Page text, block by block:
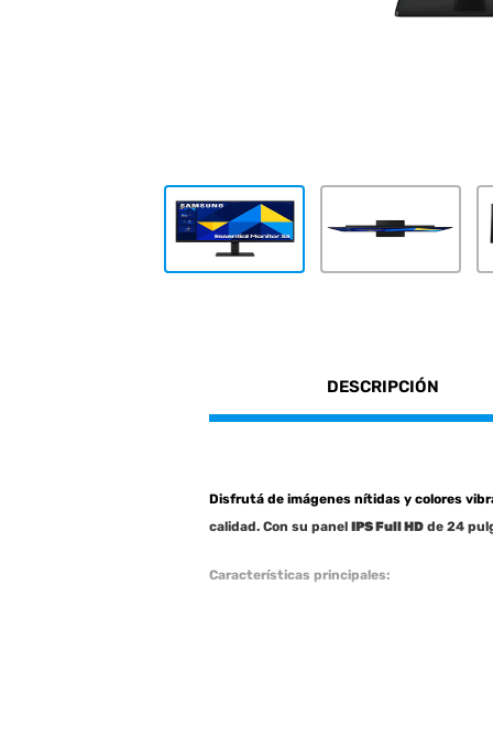
DESCRIPCIÓN
Disfrutá de imágenes nítidas y colores
calidad. Con su panel IPS Full HDde 24
Características principales: